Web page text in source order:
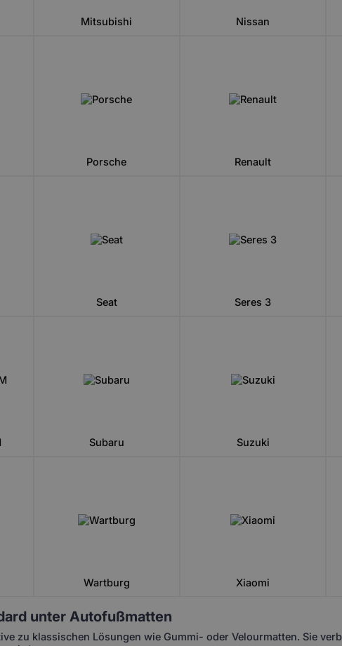
Mitsubishi Nissan
Porsche Renault
Seat Seres 3
Subaru Suzuki
Wartburg Xiaomi
unter Autofußmatten
zu klassischen Lösungen wie Gummi- oder Velourmatten. Sie